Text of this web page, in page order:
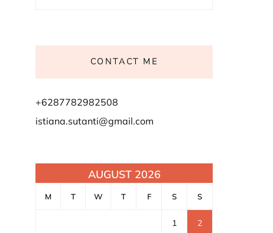
CONTACT ME
+6287782982508
istiana.sutanti@gmail.com
AUGUST 2026
M T W T F S S
1 2